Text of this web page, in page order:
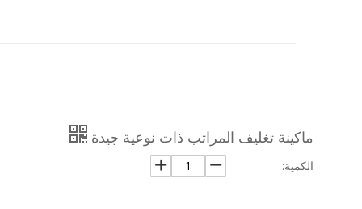
ماكينة تغليف المراتب ذات نوعية جيدة
الكمية: